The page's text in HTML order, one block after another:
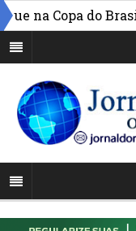
Copa do Brasil »